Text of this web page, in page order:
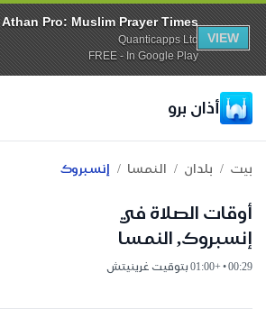
Athan Pro: Muslim Prayer Times
Quanticapps Ltd
FREE - In Google Play
VIEW
أذان برو
بيت / بلدان / النمسا / إنسبروك
أوقات الصلاة في
إنسبروك, النمسا
00:29 • +01:00 بتوقيت غرينيتش